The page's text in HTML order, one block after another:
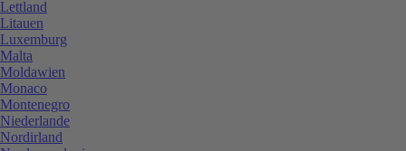
Lettland
Litauen
Luxemburg
Malta
Moldawien
Monaco
Montenegro
Niederlande
Nordirland